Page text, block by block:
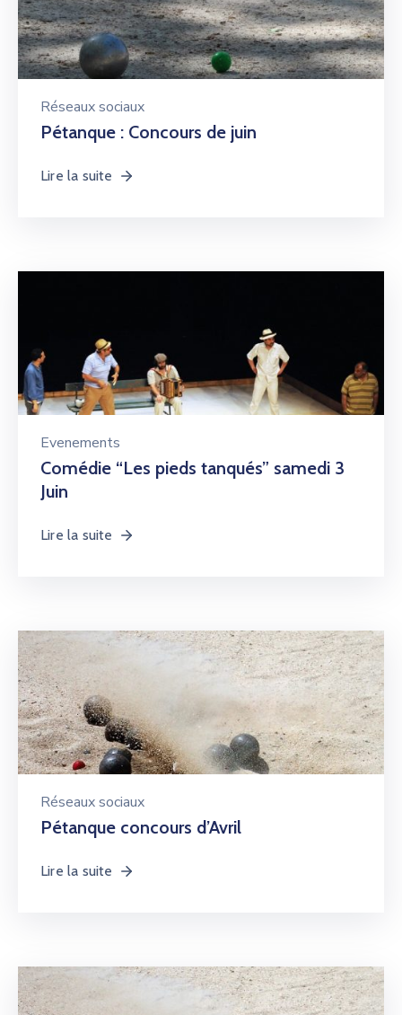
Réseaux sociaux
Pétanque : Concours de juin
Lire la suite
Evenements
Comédie “Les pieds tanqués” samedi 3
Juin
Lire la suite
Réseaux sociaux
Pétanque concours d’Avril
Lire la suite